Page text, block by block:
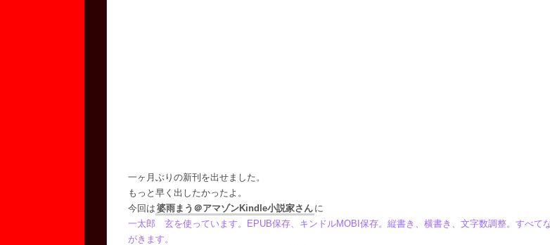
一ヶ月ぶりの新刊を出せました。
もっと早く出したかったよ。
今回は 婆雨まう＠アマゾンKindle小説家さん に
一太郎 玄を使っています。EPUB保存、キンドルMOBI保存。縦書き、横書き、文字数調整。すべて
がきます。